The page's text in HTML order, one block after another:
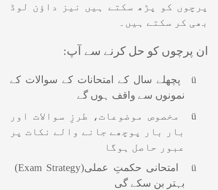
پرچوں کو پڑھ سکتے ہیں نیز داؤن لوڈ
بھی کر سکتے ہیں۔
ان پرچوں کو حل کرنے سے آپ:
ü
پچھلے سال کے امتحانات کے سوالات کے
نمونوں سے واقف ہوں گے
ü
مخصوص موضوعات، طرزِ سوالات اور
بار بار پوچھے جانے والے نکات پر
عبور حاصل ہوگا
ü
امتحانی حکمتِ عملی(Exam Strategy)
بہتر بن سکے گی